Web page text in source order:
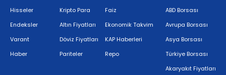
Hisseler
Endeksler
Varant
Haber
Kripto Para
Altın Fiyatları
Döviz Fiyatları
Pariteler
Faiz
Ekonomik Takvim
KAP Haberleri
Repo
ABD Borsası
Avrupa Borsası
Asya Borsası
Türkiye Borsası
Akaryakıt Fiyatları